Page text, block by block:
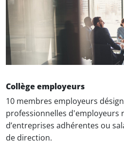
Collège employeurs
10 membres employeurs
professionnelles d'employeurs
d’entreprises adhérentes ou
de direction.